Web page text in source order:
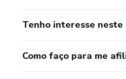
Tenho interesse neste
Como faço para me